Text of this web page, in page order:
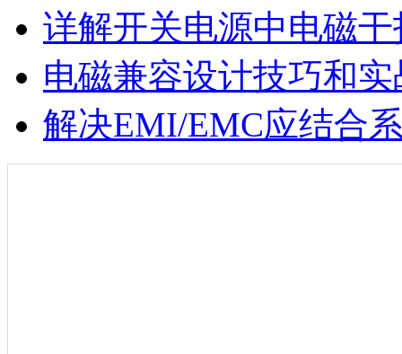
详解开关电源中电磁
电磁兼容设计技巧和
解决EMI/EMC应结合